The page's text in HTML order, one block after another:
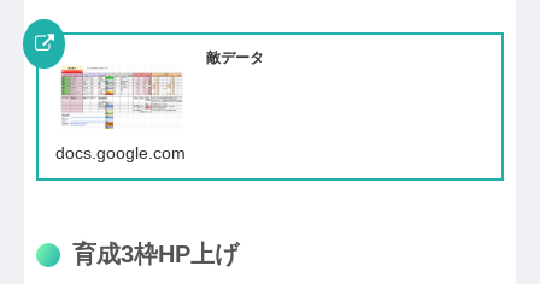
敵データ
docs.google.com
育成3枠HP上げ